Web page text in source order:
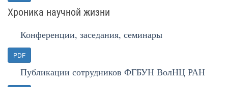
Хроника научной жизни
Конференции, заседания, семинары
PDF
Публикации сотрудников ФГБУН ВолНЦ РАН